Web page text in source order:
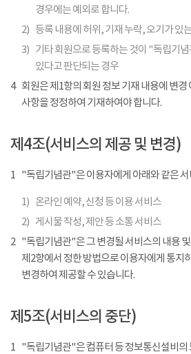
경우에는 예외로 합니다.
2) 등록 내용에 허위, 기재 누락, 오기가 있
3) 기타 회원으로 등록하는 것이 "독립기
있다고 판단되는 경우
4
회원은 제1항의 회원 정보 기재 내용에 변경
사항을 정정하여 기재하여야 합니다.
제4조(서비스의 제공 및 변경)
1 "독립기념관"은 이용자에게 아래와 같은
1) 온라인 예약, 신청 등 이용 서비스
2) 게시물 작성, 제안 등 소통 서비스
2 "독립기념관"은 그 변경될 서비스의 내용
제2항에서 정한 방법으로 이용자에게 통지
변경하여 제공할 수 있습니다.
제5조(서비스의 중단)
1 "독립기념관"은 컴퓨터 등 정보통신설비의